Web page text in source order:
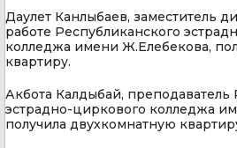
Даулет Канлыбаев, заместитель
работе Республиканского
колледжа имени Ж.Елебекова,
квартиру.
Акбота Калдыбай, преподаватель
эстрадно-циркового колледжа
получила двухкомнатную